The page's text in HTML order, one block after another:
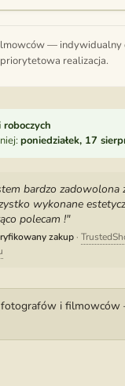
— indywidualny
realizacja.
poniedziałek, 17
bardzo zadowolona
wykonane
polecam !"
zakup ·
fotografów i